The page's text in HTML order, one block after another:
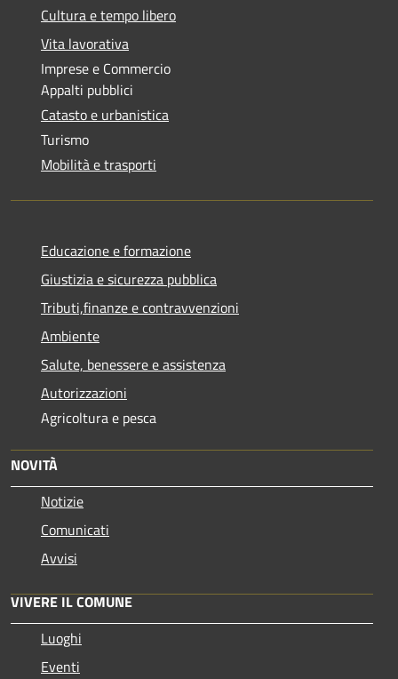
Cultura e tempo libero
Vita lavorativa
Imprese e Commercio
Appalti pubblici
Catasto e urbanistica
Turismo
Mobilità e trasporti
Educazione e formazione
Giustizia e sicurezza pubblica
Tributi,finanze e contravvenzioni
Ambiente
Salute, benessere e assistenza
Autorizzazioni
Agricoltura e pesca
NOVITÀ
Notizie
Comunicati
Avvisi
VIVERE IL COMUNE
Luoghi
Eventi